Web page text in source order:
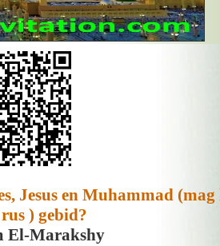
Jesus en Muhammad (mag
) gebid?
El-Marakshy